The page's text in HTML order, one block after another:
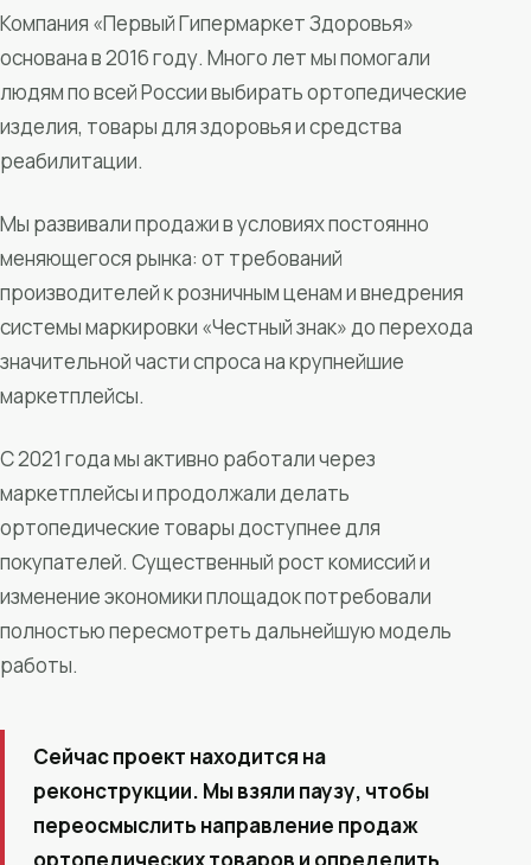
Компания «Первый Гипермаркет Здоровья»
основана в 2016 году. Много лет мы помогали
людям по всей России выбирать ортопедические
изделия, товары для здоровья и средства
реабилитации.
Мы развивали продажи в условиях постоянно
меняющегося рынка: от требований
производителей к розничным ценам и внедрения
системы маркировки «Честный знак» до перехода
значительной части спроса на крупнейшие
маркетплейсы.
С 2021 года мы активно работали через
маркетплейсы и продолжали делать
ортопедические товары доступнее для
покупателей. Существенный рост комиссий и
изменение экономики площадок потребовали
полностью пересмотреть дальнейшую модель
работы.
Сейчас проект находится на
реконструкции. Мы взяли паузу, чтобы
переосмыслить направление продаж